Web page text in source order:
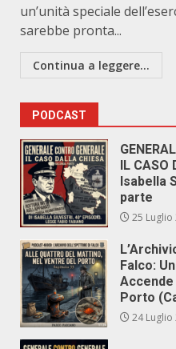
un’unità speciale
sarebbe pronta...
Continua a leggere...
PODCAST
IL CASO
Isabella
parte
25 Luglio
Falco:
Porto
24 Luglio